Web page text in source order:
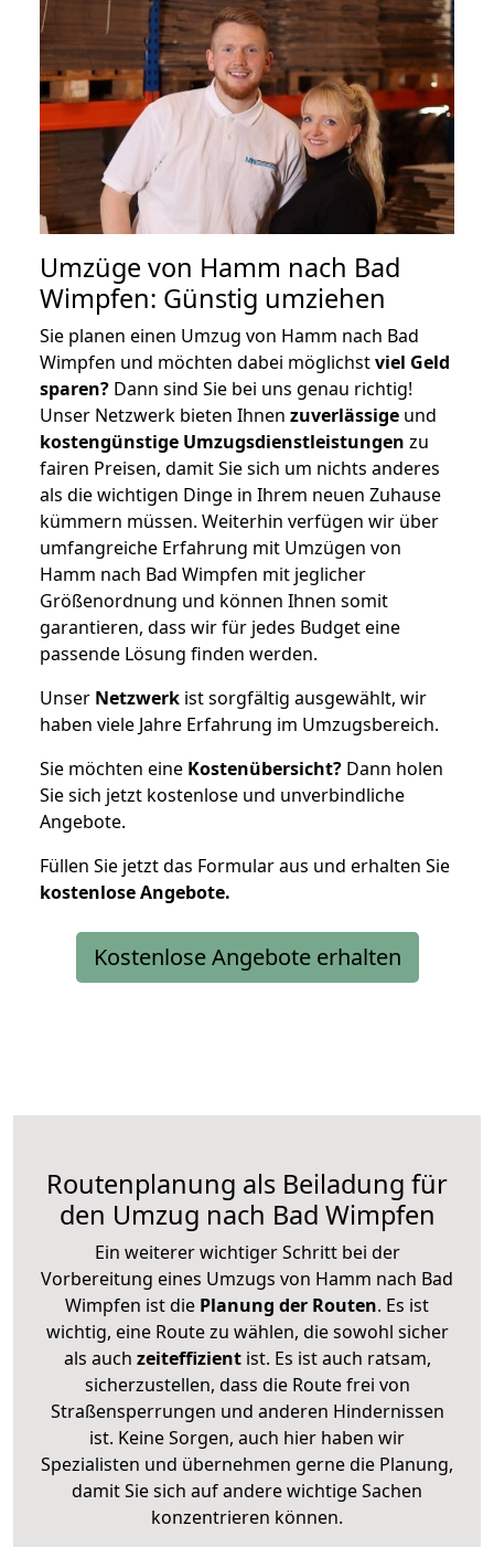
Umzüge von Hamm nach Bad
Wimpfen: Günstig umziehen
Sie planen einen Umzug von Hamm nach Bad
Wimpfen und möchten dabei möglichstviel Geld
sparen? Dann sind Sie bei uns genau richtig!
Unser Netzwerk bieten Ihnen zuverlässige und
kostengünstige Umzugsdienstleistungen zu
fairen Preisen, damit Sie sich um nichts anderes
als die wichtigen Dinge in Ihrem neuen Zuhause
kümmern müssen. Weiterhin verfügen wir über
umfangreiche Erfahrung mit Umzügen von
Hamm nach Bad Wimpfen mit jeglicher
Größenordnung und können Ihnen somit
garantieren, dass wir für jedes Budget eine
passende Lösung finden werden.
Unser Netzwerk ist sorgfältig ausgewählt, wir
haben viele Jahre Erfahrung im Umzugsbereich.
Sie möchten eine Kostenübersicht? Dann holen
Sie sich jetzt kostenlose und unverbindliche
Angebote.
Füllen Sie jetzt das Formular aus und erhalten Sie
kostenloseAngebote.
Kostenlose Angebote erhalten
Routenplanung als Beiladung für
den Umzug nach Bad Wimpfen
Ein weiterer wichtiger Schritt bei der
Vorbereitung eines Umzugs von Hamm nach Bad
Wimpfen ist die Planung der Routen. Es ist
wichtig, eine Route zu wählen, die sowohl sicher
als auch zeiteffizientist. Es ist auch ratsam,
sicherzustellen, dass die Route frei von
Straßensperrungen und anderen Hindernissen
ist. Keine Sorgen, auch hier haben wir
Spezialisten und übernehmen gerne die Planung,
damit Sie sich auf andere wichtige Sachen
konzentrieren können.